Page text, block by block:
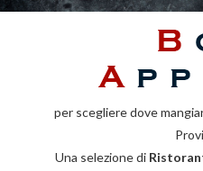
per scegliere dove
Una selezione di